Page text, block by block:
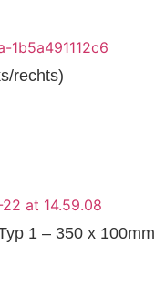
rechts)
1 – 350 x 100mm